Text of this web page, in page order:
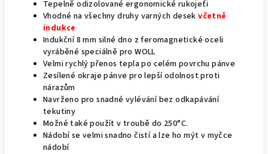
Tepelně odizolované ergonomické rukojeťi
Vhodné na všechny druhy varných desekvčetně
indukce
Indukční8 mm silné dno z feromagnetické oceli
vyráběné speciálně pro WOLL
Velmi rychlý přenos tepla po celém povrchu pánve
Zesílené okraje pánve pro lepší odolnost proti
nárazům
Navrženo pro snadné vylévání bez odkapávání
tekutiny
Možné také použít v troubě do 250°C.
Nádobí se velmi snadno čistí a lze ho mýt v myčce
nádobí